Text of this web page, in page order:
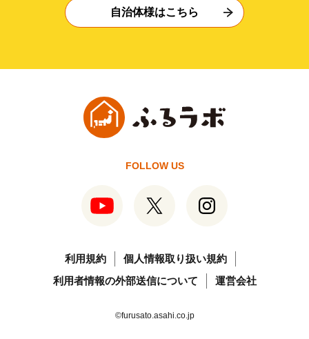
自治体様はこちら
FOLLOW US
利用規約
個人情報取り扱い規約
利用者情報の外部送信について
運営会社
©furusato.asahi.co.jp